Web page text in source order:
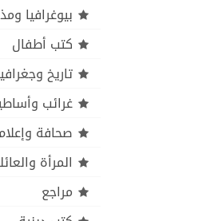
بيوغرافيا
كتب أطفال
تاريخ
غرائب
صحافة
المرأة
مراجع